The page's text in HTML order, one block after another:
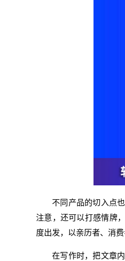
不同产品的切入点
注意，还可以打感情牌
度出发，以亲历者、消
在写作时，把文章